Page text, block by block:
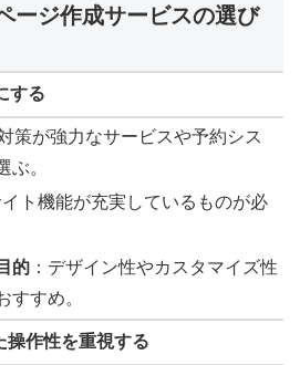
ージ作成サービスの選び
する
策が強力なサービスや予約シス
ぶ。
イト機能が充実しているものが必
的 ：デザイン性やカスタマイズ性
すすめ。
操作性を重視する